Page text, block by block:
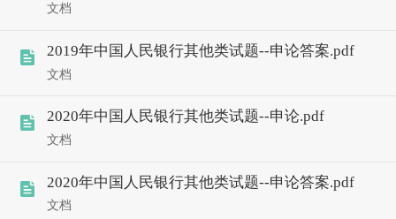
文档
2019年中国人民银行其他类试题--申论答案.pdf
文档
2020年中国人民银行其他类试题--申论.pdf
文档
2020年中国人民银行其他类试题--申论答案.pdf
文档